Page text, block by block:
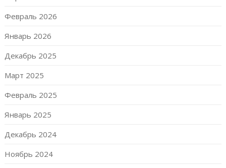
Февраль 2026
Январь 2026
Декабрь 2025
Март 2025
Февраль 2025
Январь 2025
Декабрь 2024
Ноябрь 2024